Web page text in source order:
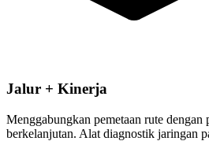
Jalur + Kinerja
Menggabungkan pemetaan rute dengan
berkelanjutan. Alat diagnostik jaringan